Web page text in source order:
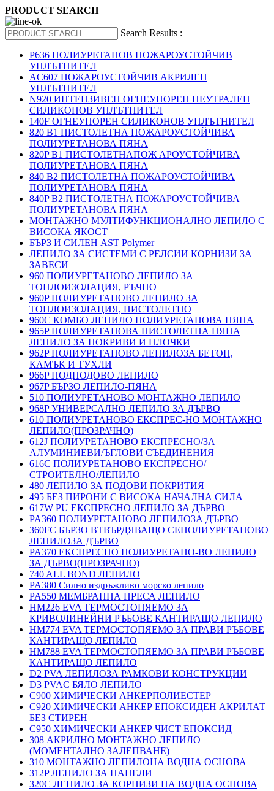
PRODUCT SEARCH
Search Results :
P636 ПОЛИУРЕТАНОВ ПОЖАРОУСТОЙЧИВ
УПЛЪТНИТЕЛ
AC607 ПОЖАРОУСТОЙЧИВ АКРИЛЕН
УПЛЪТНИТЕЛ
N920 ИНТЕНЗИВЕН ОГНЕУПОРЕН НЕУТРАЛЕН
СИЛИКОНОВ УПЛЪТНИТЕЛ
140F ОГНЕУПОРЕН СИЛИКОНОВ УПЛЪТНИТЕЛ
820 B1 ПИСТОЛЕТНА ПОЖАРОУСТОЙЧИВА
ПОЛИУРЕТАНОВА ПЯНА
820P B1 ПИСТОЛЕТНАПОЖ АРОУСТОЙЧИВА
ПОЛИУРЕТАНОВА ПЯНА
840 B2 ПИСТОЛЕТНА ПОЖАРОУСТОЙЧИВА
ПОЛИУРЕТАНОВА ПЯНА
840P B2 ПИСТОЛЕТНА ПОЖАРОУСТОЙЧИВА
ПОЛИУРЕТАНОВА ПЯНА
МОНТАЖНО МУЛТИФУНКЦИОНАЛНО ЛЕПИЛО С
ВИСОКА ЯКОСТ
БЪРЗ И СИЛЕН AST Polymer
ЛЕПИЛО ЗА СИСТЕМИ С РЕЛСИИ КОРНИЗИ ЗА
ЗАВЕСИ
960 ПОЛИУРЕТАНОВО ЛЕПИЛО ЗА
ТОПЛОИЗОЛАЦИЯ, РЪЧНО
960P ПОЛИУРЕТАНОВО ЛЕПИЛО ЗА
ТОПЛОИЗОЛАЦИЯ, ПИСТОЛЕТНО
960C КОМБО ЛЕПИЛО ПОЛИУРЕТАНОВА ПЯНА
965P ПОЛИУРЕТАНОВА ПИСТОЛЕТНА ПЯНА
ЛЕПИЛО ЗА ПОКРИВИ И ПЛОЧКИ
962P ПОЛИУРЕТАНОВО ЛЕПИЛОЗА БЕТОН,
КАМЪК И ТУХЛИ
966P ПОДПОДОВО ЛЕПИЛО
967P БЪРЗО ЛЕПИЛО-ПЯНА
510 ПОЛИУРЕТАНОВО МОНТАЖНО ЛЕПИЛО
968P УНИВЕРСАЛНО ЛЕПИЛО ЗА ДЪРВО
610 ПОЛИУРЕТАНОВО ЕКСПРЕС-НО МОНТАЖНО
ЛЕПИЛО(ПРОЗРАЧНО)
612J ПОЛИУРЕТАНОВО ЕКСПРЕСНО/ЗА
АЛУМИНИЕВИ/ЪГЛОВИ СЪЕДИНЕНИЯ
616C ПОЛИУРЕТАНОВО ЕКСПРЕСНО/
СТРОИТЕЛНО/ЛЕПИЛО
480 ЛЕПИЛО ЗА ПОДОВИ ПОКРИТИЯ
495 БЕЗ ПИРОНИ С ВИСОКА НАЧАЛНА СИЛА
617W PU ЕКСПРЕСНО ЛЕПИЛО ЗА ДЪРВО
PA360 ПОЛИУРЕТАНОВО ЛЕПИЛОЗА ДЪРВО
360FC БЪРЗО ВТВЪРДЯВАЩО СЕПОЛИУРЕТАНОВО
ЛЕПИЛОЗА ДЪРВО
PA370 ЕКСПРЕСНО ПОЛИУРЕТАНО-ВО ЛЕПИЛО
ЗА ДЪРВО(ПРОЗРАЧНО)
740 ALL BOND ЛЕПИЛО
PA380 Силно издръжливо морско лепило
PA550 МЕМБРАННА ПРЕСА ЛЕПИЛО
HM226 EVA ТЕРМОСТОПЯЕМО ЗА
КРИВОЛИНЕЙНИ РЪБОВЕ КАНТИРАЩО ЛЕПИЛО
HM774 EVA ТЕРМОСТОПЯЕМО ЗА ПРАВИ РЪБОВЕ
КАНТИРАЩО ЛЕПИЛО
HM788 EVA ТЕРМОСТОПЯЕМО ЗА ПРАВИ РЪБОВЕ
КАНТИРАЩО ЛЕПИЛО
D2 PVA ЛЕПИЛОЗА РАМКОВИ КОНСТРУКЦИИ
D3 PVAC БЯЛО ЛЕПИЛО
C900 ХИМИЧЕСКИ АНКЕРПОЛИЕСТЕP
C920 ХИМИЧЕСКИ АНКЕР ЕПОКСИДЕН АКРИЛАТ
БЕЗ СТИРЕН
C950 ХИМИЧЕСКИ АНКЕР ЧИСТ ЕПОКСИД
308 АКРИЛНО МОНТАЖНО ЛЕПИЛО
(МОМЕНТАЛНО ЗАЛЕПВАНЕ)
310 МОНТАЖНО ЛЕПИЛОНА ВОДНА ОСНОВА
312P ЛЕПИЛО ЗА ПАНЕЛИ
320C ЛЕПИЛО ЗА КОРНИЗИ НА ВОДНА ОСНОВА